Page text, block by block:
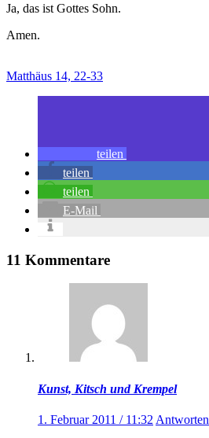
Ja, das ist Gottes Sohn.
Amen.
Matthäus 14, 22-33
teilen
teilen
teilen
E-Mail
11 Kommentare
Kunst, Kitsch und Krempel
1. Februar 2011 / 11:32 Antworten